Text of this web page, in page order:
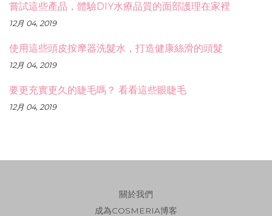
嘗試這些產品，體驗DIY水療品質的面部護理在家裡
12月 04, 2019
使用這些頭皮按摩器洗髮水，打造健康絲滑的頭髮
12月 04, 2019
要更充實更久的睫毛嗎？ 看看這些眼睫毛
12月 04, 2019
關於我們
成為COSMERIA博客